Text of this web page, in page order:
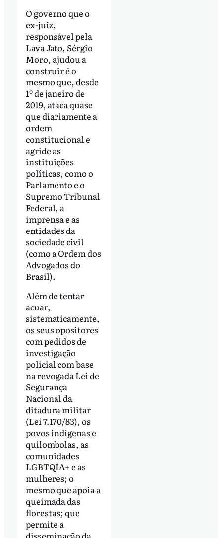
O governo que o
ex-juiz,
responsável pela
Lava Jato, Sérgio
Moro, ajudou a
construir é o
mesmo que, desde
1º de janeiro de
2019, ataca quase
que diariamente a
ordem
constitucional e
agride as
instituições
políticas, como o
Parlamento e o
Supremo Tribunal
Federal, a
imprensa e as
entidades da
sociedade civil
(como a Ordem dos
Advogados do
Brasil).
Além de tentar
acuar,
sistematicamente,
os seus opositores
com pedidos de
investigação
policial com base
na revogada Lei de
Segurança
Nacional da
ditadura militar
(Lei 7.170/83), os
povos indígenas e
quilombolas, as
comunidades
LGBTQIA+ e as
mulheres; o
mesmo que apoia a
queimada das
florestas; que
permite a
disseminação da